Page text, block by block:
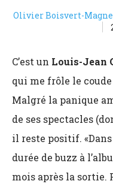
Olivier Boisvert-
C’est un Louis-Jean
qui me frôle le
Malgré la panique
de ses spectacles
il reste positif.
durée de buzz à
mois après la sortie.